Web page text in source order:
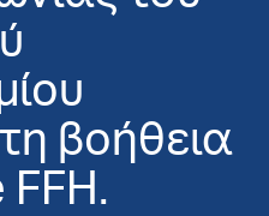
βοήθεια